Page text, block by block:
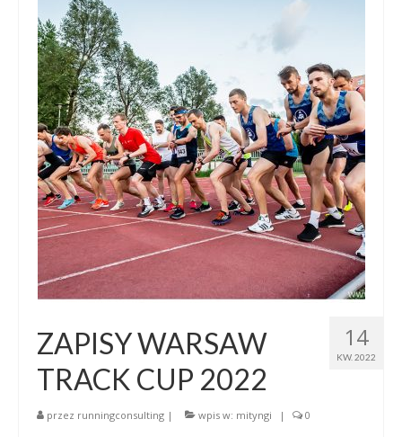
14
KW. 2022
ZAPISY WARSAW
TRACK CUP 2022
przez runningconsulting | wpis w: mityngi | 0